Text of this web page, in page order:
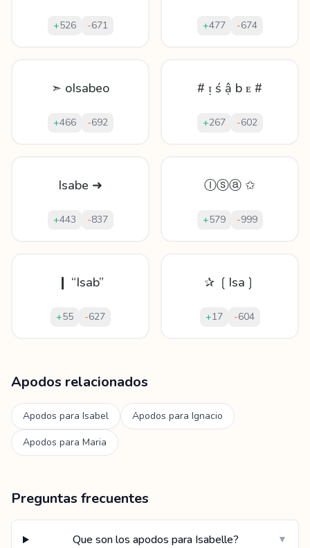
+526 -671 +477 -674
➣ oIsabeo
+466 -692
# ᴉ ś ậ b ᴇ #
+267 -602
Isabe ➜
+443 -837
Ⓘⓢⓐ ✩
+579 -999
❙ “Isab”
+55 -627
✰ ❲Isa❳
+17 -604
Apodos relacionados
Apodos para Isabel Apodos para Ignacio
Apodos para Maria
Preguntas frecuentes
Que son los apodos para Isabelle? ▼